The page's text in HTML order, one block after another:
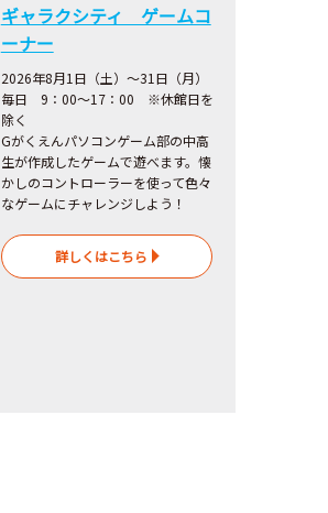
ギャラクシティ ゲームコ
ーナー
2026年8月1日（土）～31日（月）
毎日 9：00～17：00 ※休館日を
除く
Gがくえんパソコンゲーム部の中高
生が作成したゲームで遊べます。懐
かしのコントローラーを使って色々
なゲームにチャレンジしよう！
詳しくはこちら